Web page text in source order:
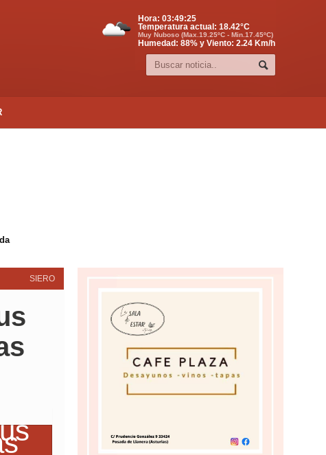
Hora: 03:49:26
Temperatura actual: 18.42°C
Muy Nuboso (Max.19.25ºC - Min.17.45ºC)
Humedad: 88% y Viento: 2.24 Km/h
SIERO